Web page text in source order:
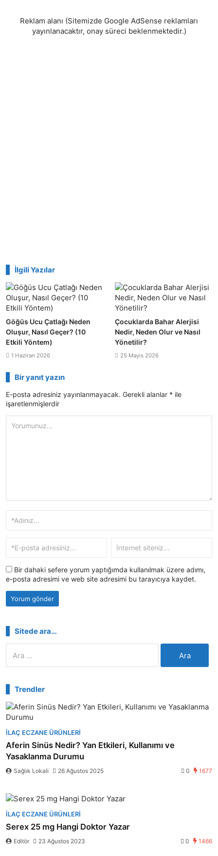
Reklam alanı (Sitemizde Google AdSense reklamları
yayınlanacaktır, onay süreci beklenmektedir.)
İlgili Yazılar
Göğüs Ucu Çatlağı Neden
Oluşur, Nasıl Geçer? (10
Etkili Yöntem)
1 Haziran 2026
Çocuklarda Bahar Alerjisi
Nedir, Neden Olur ve Nasıl
Yönetilir?
25 Mayıs 2026
Bir yanıt yazın
E-posta adresiniz yayınlanmayacak. Gerekli alanlar * ile
işaretlenmişlerdir
Bir dahaki sefere yorum yaptığımda kullanılmak üzere adımı,
e-posta adresimi ve web site adresimi bu tarayıcıya kaydet.
Sitede ara…
Trendler
İLAÇ ECZANE ÜRÜNLERI
Aferin Sinüs Nedir? Yan Etkileri, Kullanımı ve
Yasaklanma Durumu
Sağlık Lokali 26 Ağustos 2025 0 1677
İLAÇ ECZANE ÜRÜNLERI
Serex 25 mg Hangi Doktor Yazar
Editör 23 Ağustos 2023 0 1466